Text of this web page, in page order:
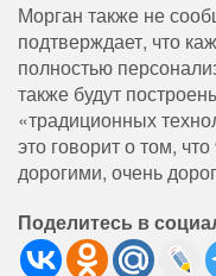
Морган также не
подтверждает, что
полностью
также будут
«традиционных
это говорит о том,
дорогими, очень
Поделитесь в